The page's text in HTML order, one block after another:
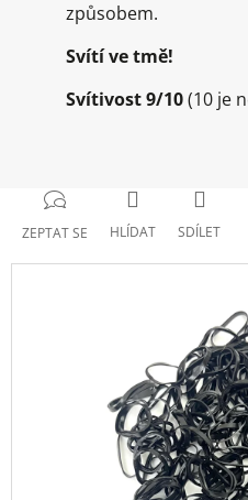
způsobem.
Svítí ve tmě!
Svítivost 9/10(10 je
ZEPTAT SE HLÍDAT SDÍLET